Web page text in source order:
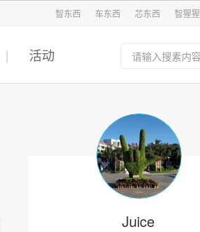
智东西 车东西 芯东西 智猩猩
活动
Juice